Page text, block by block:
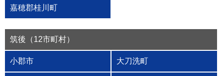
嘉穂郡桂川町
筑後（12市町村）
小郡市 大刀洗町